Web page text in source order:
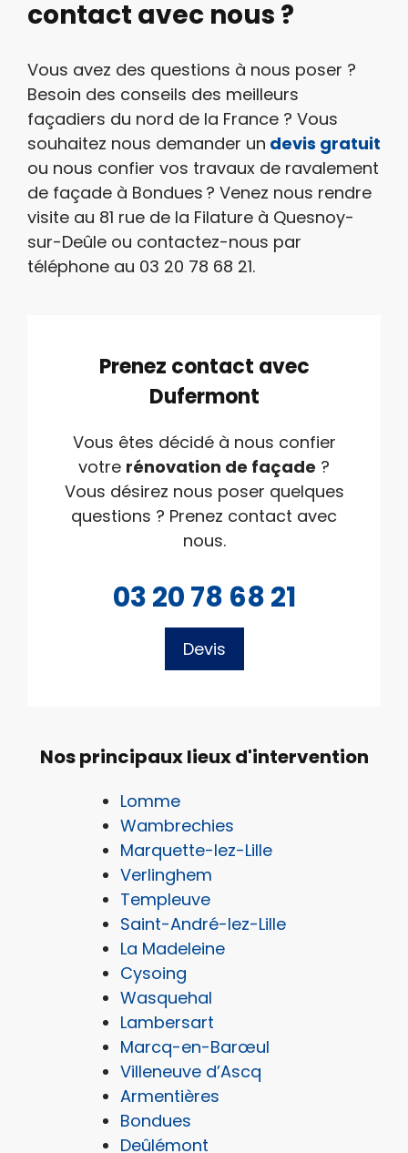
contact avec nous ?
Vous avez des questions à nous poser ?
Besoin des conseils des meilleurs
façadiers du nord de la France ? Vous
souhaitez nous demander un devis gratuit
ou nous confier vos travaux de ravalement
de façade à Bondues ? Venez nous rendre
visite au 81 rue de la Filature à Quesnoy-
sur-Deûle ou contactez-nous par
téléphone au 03 20 78 68 21.
Prenez contact avec
Dufermont
Vous êtes décidé à nous confier
votre rénovation de façade ?
Vous désirez nous poser quelques
questions ? Prenez contact avec
nous.
03 20 78 68 21
Devis
Nos principaux lieux d'intervention
Lomme
Wambrechies
Marquette-lez-Lille
Verlinghem
Templeuve
Saint-André-lez-Lille
La Madeleine
Cysoing
Wasquehal
Lambersart
Marcq-en-Barœul
Villeneuve d’Ascq
Armentières
Bondues
Deûlémont